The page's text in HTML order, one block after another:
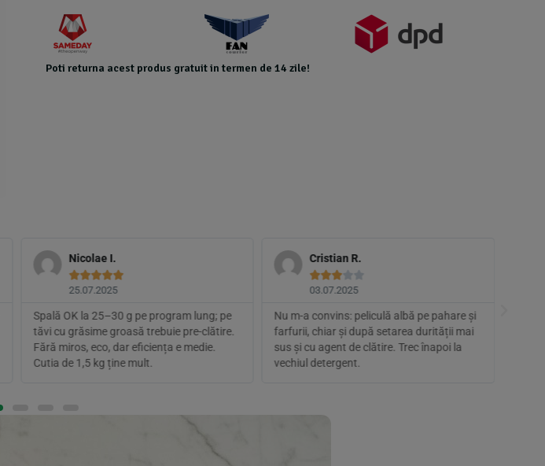
Poti returna acest produs gratuit in termen de 14 zile!
Nicolae I.

25.07.2025
Spală OK la 25–30 g pe program lung; pe
tăvi cu grăsime groasă trebuie pre-clătire.
Fără miros, eco, dar eficiența e medie.
Cutia de 1,5 kg ține mult.
Cristian R.
 
03.07.2025
Nu m-a convins: peliculă albă pe pahare și
farfurii, chiar și după setarea durității mai
sus și cu agent de clătire. Trec înapoi la
vechiul detergent.